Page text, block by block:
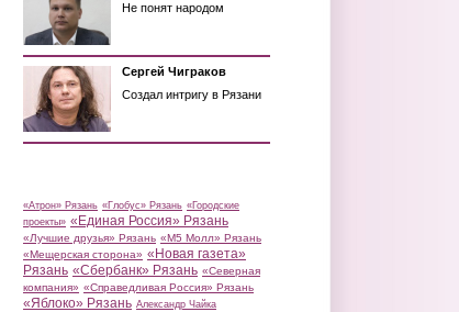
Не понят народом
Сергей Чиграков
Создал интригу в Рязани
«Атрон» Рязань «Глобус» Рязань «Городские
проекты» «Единая Россия» Рязань
«Лучшие друзья» Рязань «М5 Молл» Рязань
«Мещерская сторона» «Новая газета»
Рязань «Сбербанк» Рязань «Северная
компания» «Справедливая Россия» Рязань
«Яблоко» Рязань Александр Чайка